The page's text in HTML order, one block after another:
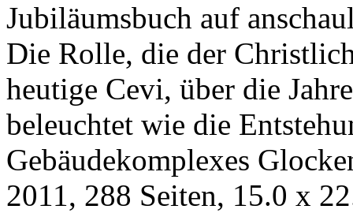
Jubiläumsbuch auf
Die Rolle, die der
heutige Cevi, über die
beleuchtet wie die
Gebäudekomplexes
2011, 288 Seiten, 15.0 x